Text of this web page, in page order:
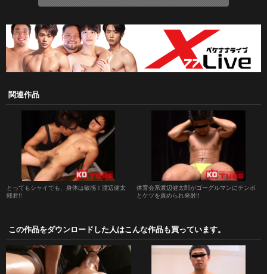
関連作品
とってもシャイでも、身体は敏感！渡辺健太
郎君!!
体育会系渡辺健太郎がゴーグルマンにチンポ
とケツを責められ発射!!
この作品をダウンロードした人はこんな作品も買っています。